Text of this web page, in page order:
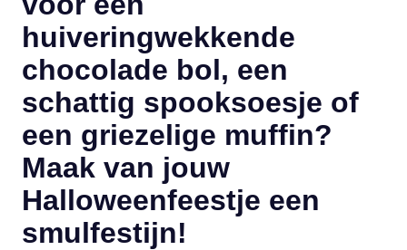
huiveringwekkende
chocolade bol, een
schattig spooksoesje of
een griezelige muffin?
Maak van jouw
Halloweenfeestje een
smulfestijn!